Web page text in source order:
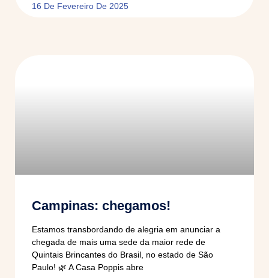
16 De Fevereiro De 2025
Campinas: chegamos!
Estamos transbordando de alegria em anunciar a
chegada de mais uma sede da maior rede de
Quintais Brincantes do Brasil, no estado de São
Paulo! 🌿 A Casa Poppis abre